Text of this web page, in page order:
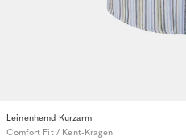
Leinenhemd Kurzarm
Comfort Fit / Kent-Kragen